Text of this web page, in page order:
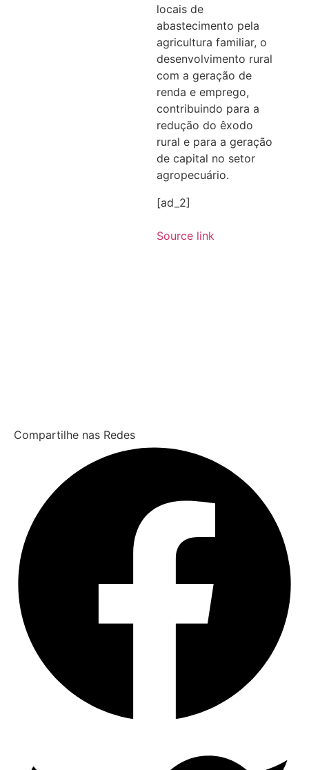
locais de
abastecimento pela
agricultura familiar, o
desenvolvimento rural
com a geração de
renda e emprego,
contribuindo para a
redução do êxodo
rural e para a geração
de capital no setor
agropecuário.
[ad_2]
Source link
Compartilhe nas Redes